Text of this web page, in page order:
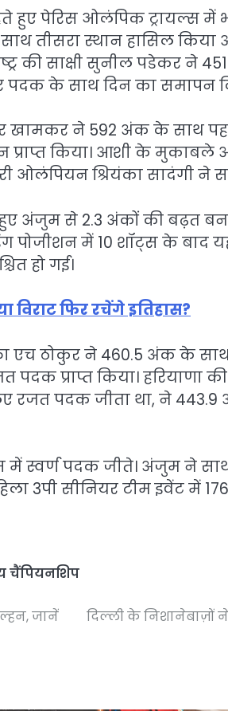
हुए पेरिस ओलंपिक ट्रायल्स में
तीसरा स्थान हासिल
की साक्षी सुनील पडेकर
पदक के साथ दिन का समापन
खामकर ने 592 अंक के साथ
किया। आशी के मुकाबले
ओलंपियन श्रियंका सादंगी ने
से 2.3 अंकों की बढ़त
पोजीशन में 10 शॉट्स के
हो गई।
विराट फिर रचेंगे इतिहास?
एच ठोकुर ने 460.5 अंक के साथ
प्राप्त किया। हरियाणा
रजत पदक जीता था, ने
स्वर्ण पदक जीते। अंजुम ने
3पी सीनियर टीम इवेंट में
चैंपियनशिप
जानें
दिल्ली के निशानेबाज़ों